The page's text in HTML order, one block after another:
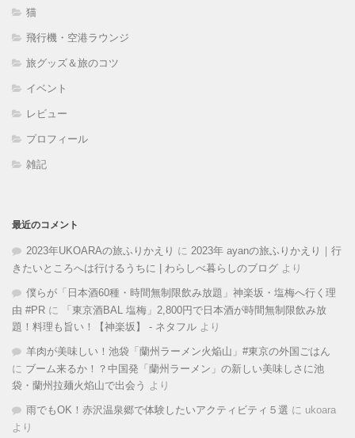
猫
飛行機・空港ラウンジ
旅グッズ＆旅のコツ
イベント
レビュー
プロフィール
雑記
最近のコメント
2023年UKOARAの旅ふりかえり に 2023年 ayanの旅ふりかえり｜行
きたいところへは行けるうちに | わらしべ暮らしのブログ より
僕らが「日本酒60種・時間無制限飲み放題」神楽坂・塩梅へ行く理
由 #PR に
「東京酒BAL 塩梅」2,800円で日本酒が時間無制限飲み放
題！料理も旨い！【神楽坂】 - ネタフル より
羊肉が美味しい！池袋「蘭州ラーメン火焔山」#東京の外国ごはん
に ブーム来るか！？中国発「蘭州ラーメン」の新しい美味しさに池
袋・蘭州拉麺火焰山で出会う より
雨でもOK！赤沢温泉郷で体験したいアクティビティ５選 に ukoara
より